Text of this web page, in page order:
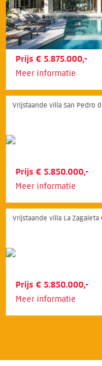
Prijs € 5.875.000,-
Meer informatie
Vrijstaande villa San Pedro
Prijs € 5.850.000,-
Meer informatie
Vrijstaande villa La Zagaleta
Prijs € 5.850.000,-
Meer informatie